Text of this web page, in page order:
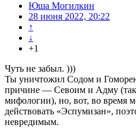
Юша Могилкин
28 июня 2022, 20:22
↑
↓
+1
Чуть не забыл. )))
Ты уничтожил Содом и
причине — Севоим и Адму (так
мифологии), но, вот, во время
действовать «Эспумизан»,
невредимым.